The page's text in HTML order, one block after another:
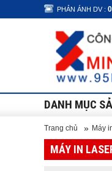
PHẢN ÁNH DV :
DANH MỤC
Trang chủ » Máy
MÁY IN